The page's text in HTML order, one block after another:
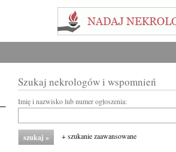
Szukaj nekrologów i wspomnień
Imię i nazwisko lub numer ogłoszenia:
+ szukanie zaawansowane